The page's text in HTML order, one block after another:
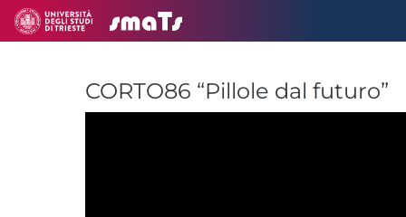
CORTO86 “Pillole dal futuro”